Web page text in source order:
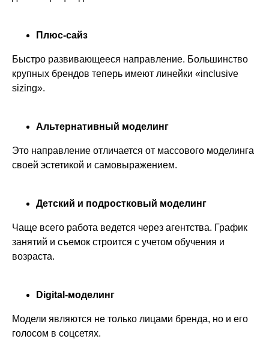
Плюс-сайз
Быстро развивающееся направление. Большинство
крупных брендов теперь имеют линейки «inclusive
sizing».
Альтернативный моделинг
Это направление отличается от массового моделинга
своей эстетикой и самовыражением.
Детский и подростковый моделинг
Чаще всего работа ведется через агентства. График
занятий и съемок строится с учетом обучения и
возраста.
Digital-моделинг
Модели являются не только лицами бренда, но и его
голосом в соцсетях.